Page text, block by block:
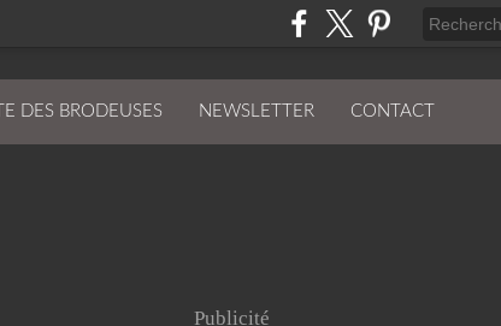
DES BRODEUSES NEWSLETTER CONTACT
Publicité